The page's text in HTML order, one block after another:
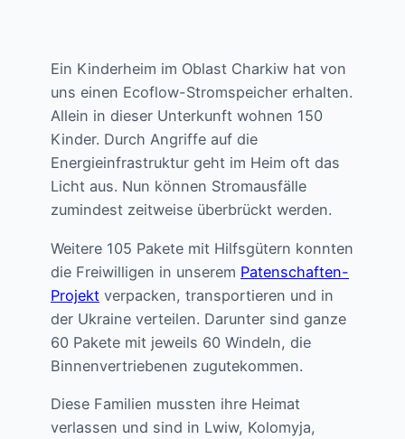
Ein Kinderheim im Oblast Charkiw hat von
uns einen Ecoflow-Stromspeicher erhalten.
Allein in dieser Unterkunft wohnen 150
Kinder. Durch Angriffe auf die
Energieinfrastruktur geht im Heim oft das
Licht aus. Nun können Stromausfälle
zumindest zeitweise überbrückt werden.
Weitere 105 Pakete mit Hilfsgütern konnten
die Freiwilligen in unserem Patenschaften-
Projekt verpacken, transportieren und in
der Ukraine verteilen. Darunter sind ganze
60 Pakete mit jeweils 60 Windeln, die
Binnenvertriebenen zugutekommen.
Diese Familien mussten ihre Heimat
verlassen und sind in Lwiw, Kolomyja,